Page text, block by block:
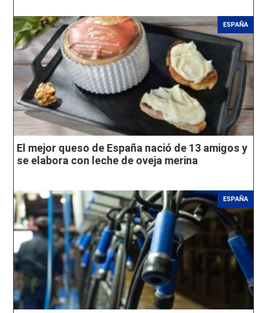
ESPAÑA
El mejor queso de España nació de 13 amigos y
se elabora con leche de oveja merina
ESPAÑA